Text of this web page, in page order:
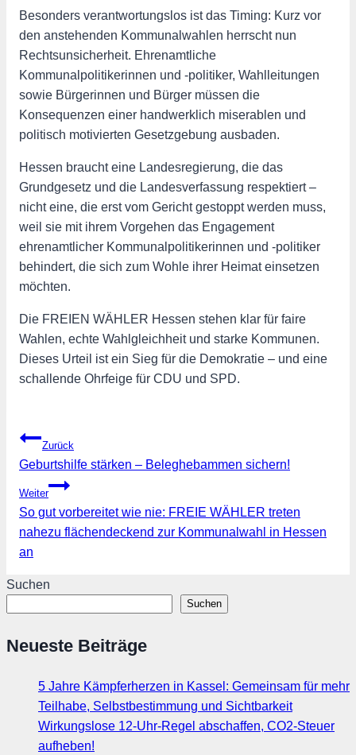
Besonders verantwortungslos ist das Timing: Kurz vor
den anstehenden Kommunalwahlen herrscht nun
Rechtsunsicherheit. Ehrenamtliche
Kommunalpolitikerinnen und -politiker, Wahlleitungen
sowie Bürgerinnen und Bürger müssen die
Konsequenzen einer handwerklich miserablen und
politisch motivierten Gesetzgebung ausbaden.
Hessen braucht eine Landesregierung, die das
Grundgesetz und die Landesverfassung respektiert –
nicht eine, die erst vom Gericht gestoppt werden muss,
weil sie mit ihrem Vorgehen das Engagement
ehrenamtlicher Kommunalpolitikerinnen und -politiker
behindert, die sich zum Wohle ihrer Heimat einsetzen
möchten.
Die FREIEN WÄHLER Hessen stehen klar für faire
Wahlen, echte Wahlgleichheit und starke Kommunen.
Dieses Urteil ist ein Sieg für die Demokratie – und eine
schallende Ohrfeige für CDU und SPD.
Beitragsnavigation
Zurück
Geburtshilfe stärken – Beleghebammen sichern!
Weiter
So gut vorbereitet wie nie: FREIE WÄHLER treten
nahezu flächendeckend zur Kommunalwahl in Hessen
an
Suchen
Suchen
Neueste Beiträge
5 Jahre Kämpferherzen in Kassel: Gemeinsam für mehr
Teilhabe, Selbstbestimmung und Sichtbarkeit
Wirkungslose 12-Uhr-Regel abschaffen, CO2-Steuer
aufheben!